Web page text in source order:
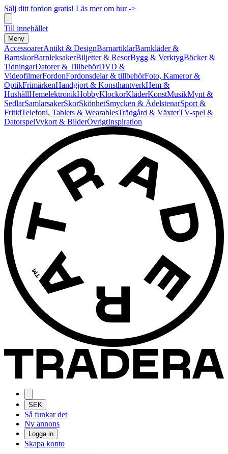
Sälj ditt fordon gratis! Läs mer om hur ->
Till innehållet
Meny
AccessoarerAntikt & DesignBarnartiklarBarnkläder &
BarnskorBarnleksakerBiljetter & ResorBygg & VerktygBöcker &
TidningarDatorer & TillbehörDVD &
VideofilmerFordonFordonsdelar & tillbehörFoto, Kameror &
OptikFrimärkenHandgjort & KonsthantverkHem &
HushållHemelektronikHobbyKlockorKläderKonstMusikMynt &
SedlarSamlarsakerSkorSkönhetSmycken & ÄdelstenarSport &
FritidTelefoni, Tablets & WearablesTrädgård & VäxterTV-spel &
DatorspelVykort & BilderÖvrigtInspiration
SEK
Så funkar det
Ny annons
Logga in
Skapa konto